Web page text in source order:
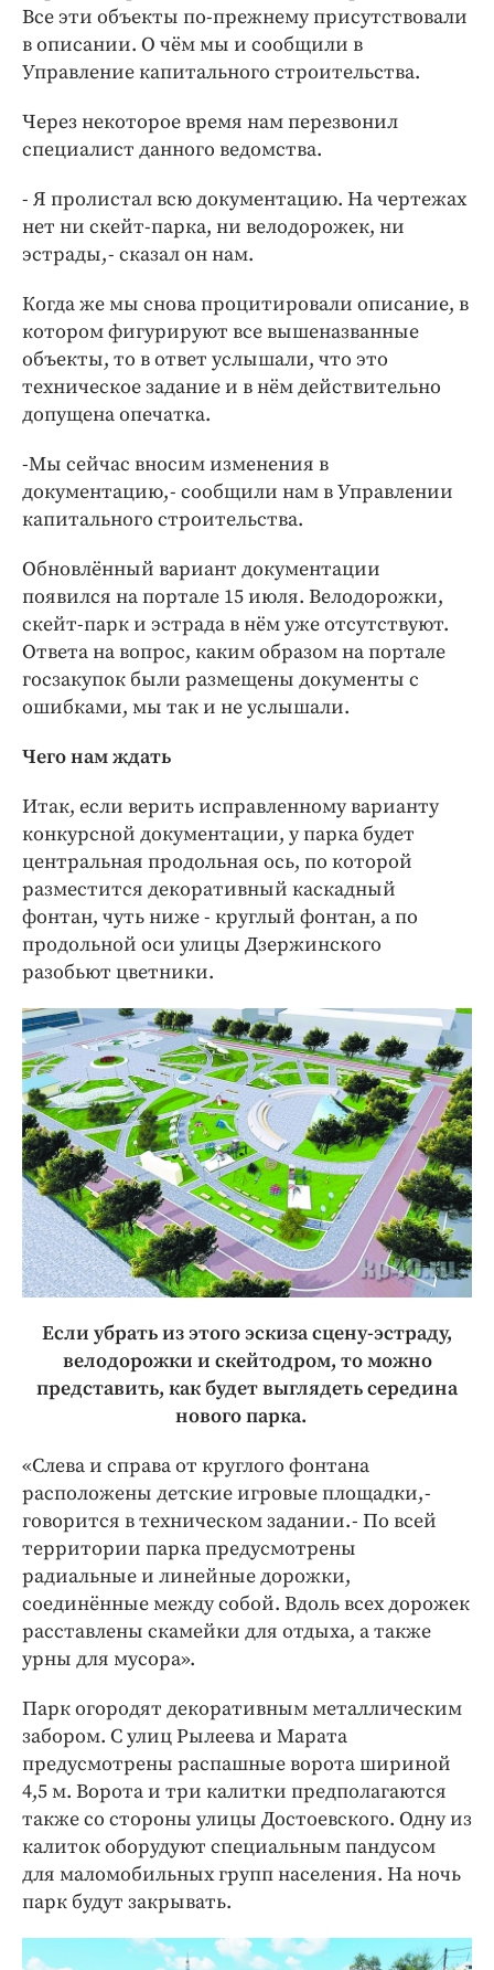
Все эти объекты по-прежнему присутствовали
в описании. О чём мы и сообщили в
Управление капитального строительства.
Через некоторое время нам перезвонил
специалист данного ведомства.
- Я пролистал всю документацию. На чертежах
нет ни скейт-парка, ни велодорожек, ни
эстрады, - сказал он нам.
Когда же мы снова процитировали описание, в
котором фигурируют все вышеназванные
объекты, то в ответ услышали, что это
техническое задание и в нём действительно
допущена опечатка.
-Мы сейчас вносим изменения в
документацию, - сообщили нам в Управлении
капитального строительства.
Обновлённый вариант документации
появился на портале 15 июля. Велодорожки,
скейт-парк и эстрада в нём уже отсутствуют.
Ответа на вопрос, каким образом на портале
госзакупок были размещены документы с
ошибками, мы так и не услышали.
Чего нам ждать
Итак, если верить исправленному варианту
конкурсной документации, у парка будет
центральная продольная ось, по которой
разместится декоративный каскадный
фонтан, чуть ниже - круглый фонтан, а по
продольной оси улицы Дзержинского
разобьют цветники.
Если убрать из этого эскиза сцену-эстраду,
велодорожки и скейтодром, то можно
представить, как будет выглядеть середина
нового парка.
«Слева и справа от круглого фонтана
расположены детские игровые площадки, -
говорится в техническом задании. - По всей
территории парка предусмотрены
радиальные и линейные дорожки,
соединённые между собой. Вдоль всех дорожек
расставлены скамейки для отдыха, а также
урны для мусора».
Парк огородят декоративным металлическим
забором. С улиц Рылеева и Марата
предусмотрены распашные ворота шириной
4,5 м. Ворота и три калитки предполагаются
также со стороны улицы Достоевского. Одну из
калиток оборудуют специальным пандусом
для маломобильных групп населения. На ночь
парк будут закрывать.